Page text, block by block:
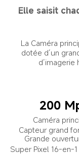
Elle saisit
La Caméra
dotée d’un
200
Caméra
Capteur grand
Grande
Super Pixel 16-en-